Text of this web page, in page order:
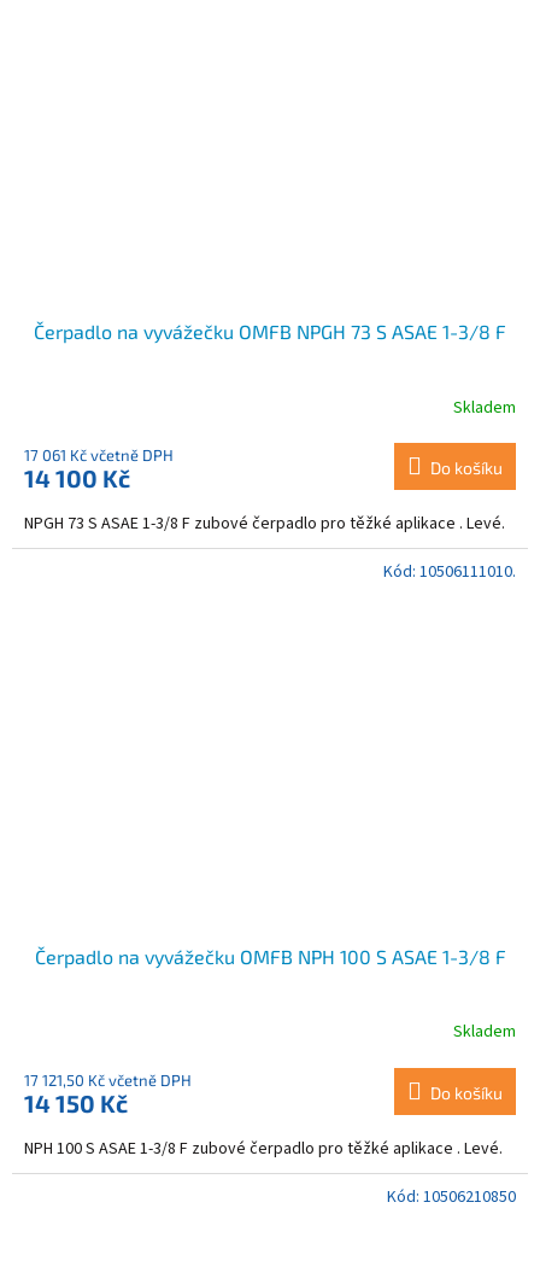
Čerpadlo na vyvážečku OMFB NPGH 73 S ASAE 1-3/8 F
Skladem
17 061 Kč včetně DPH
14 100 Kč Do košíku
NPGH 73 S ASAE 1-3/8 F zubové čerpadlo pro těžké aplikace . Levé.
Čerpadlo na vyvážečku OMFB NPH 100 S ASAE 1-3/8 F
Skladem
17 121,50 Kč včetně DPH
14 150 Kč Do košíku
NPH 100 S ASAE 1-3/8 F zubové čerpadlo pro těžké aplikace . Levé.
Kód: 10506111010.
Kód: 10506210850